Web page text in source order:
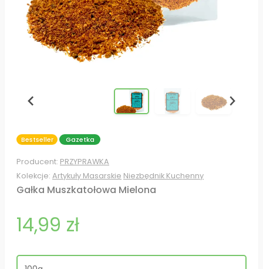
Bestseller Gazetka
Producent: PRZYPRAWKA
Kolekcje: Artykuły Masarskie Niezbędnik Kuchenny
Gałka Muszkatołowa Mielona
14,99 zł